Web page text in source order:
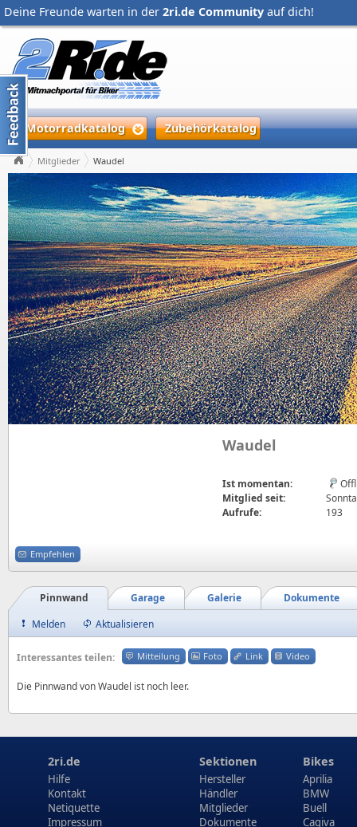
Deine Freunde warten in der 2ri.de Community auf dich!
Motorradkatalog Zubehörkatalog
Mitglieder Waudel
Waudel
Ist momentan:
Mitglied seit:
Aufrufe:
193
Empfehlen
Dokumente
Galerie
Garage
Pinnwand
Melden
Aktualisieren
Interessantes teilen: Mitteilung Foto Link Video
Die Pinnwand von Waudel ist noch leer.
2ri.de
Hilfe
Kontakt
Netiquette
Impressum
Sektionen
Hersteller
Händler
Mitglieder
Dokumente
Bikes
Aprilia
BMW
Buell
Cagiva